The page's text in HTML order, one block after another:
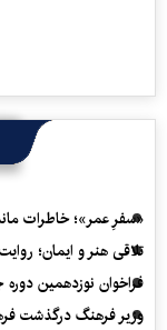
«سفرِ عمر»؛ خاطرات
تلاقی هنر و ایمان؛
فراخوان نوزدهمین
وزیر فرهنگ درگذشت